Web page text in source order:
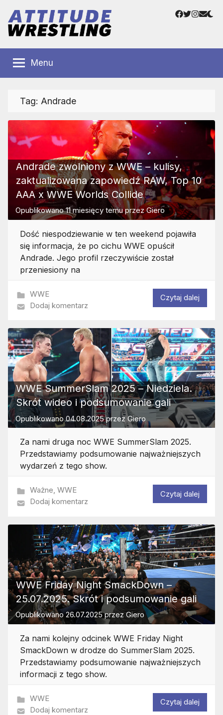
treści
Wrestling
Polska
Wrestlingu
Facebook
Twitter
Menu
Tag: Andrade
Andrade zwolniony z WWE – kulisy,
zaktualizowana zapowiedź RAW, Top 10
AAA x WWE Worlds Collide
Opublikowano11 miesięcy temuprzezGiero
Dość niespodziewanie w ten weekend pojawiła
się informacja, że po cichu WWE opuścił
Andrade. Jego profil rzeczywiście został
przeniesiony na
WWE
Dodaj komentarz
Czytaj dalej
WWE SummerSlam 2025 – Niedziela.
Skrót wideo i podsumowanie gali
Opublikowano04.08.2025przezGiero
Za nami druga noc WWE SummerSlam 2025.
Przedstawiamy podsumowanie najważniejszych
wydarzeń z tego show.
Ważne, WWE
Dodaj komentarz
Czytaj dalej
WWE Friday Night SmackDown –
25.07.2025. Skrót i podsumowanie gali
Opublikowano26.07.2025przezGiero
Za nami kolejny odcinek WWE Friday Night
SmackDown w drodze do SummerSlam 2025.
Przedstawiamy podsumowanie najważniejszych
informacji z tego show.
WWE
Dodaj komentarz
Czytaj dalej